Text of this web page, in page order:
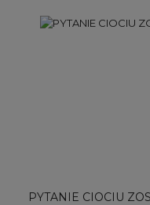
PYTANIE CIOCIU